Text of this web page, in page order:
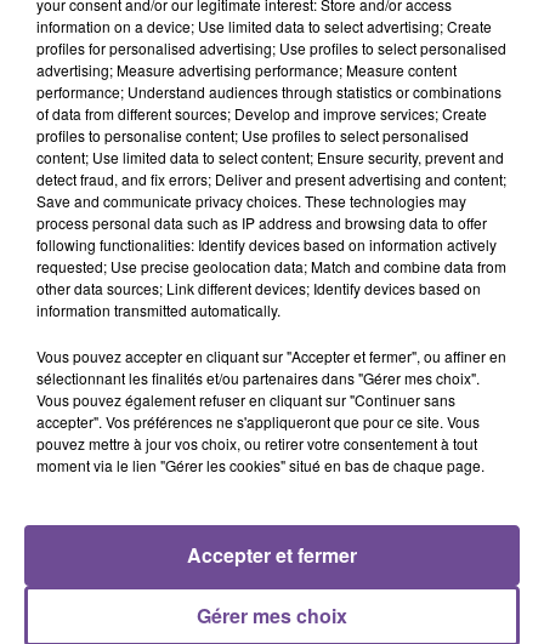
18h18
18h18
JECK
La Recette
18h15
18h15
NICO
Am I Wrong
18h11
18h11
TAME IMPALA
Dracula
dépôt de cookies que vous avez exprimé. Si vous
souhaitez l'afficher, merci de nous donner votre accord
en cliquant sur le bouton ci-dessous.
your consent and/or our legitimate interest: Store and/or access
information on a device; Use limited data to select advertising; Create
profiles for personalised advertising; Use profiles to select personalised
advertising; Measure advertising performance; Measure content
performance; Understand audiences through statistics or combinations
of data from different sources; Develop and improve services; Create
profiles to personalise content; Use profiles to select personalised
content; Use limited data to select content; Ensure security, prevent and
detect fraud, and fix errors; Deliver and present advertising and content;
Save and communicate privacy choices. These technologies may
process personal data such as IP address and browsing data to offer
following functionalities: Identify devices based on information actively
requested; Use precise geolocation data; Match and combine data from
other data sources; Link different devices; Identify devices based on
information transmitted automatically.
Vous pouvez accepter en cliquant sur "Accepter et fermer", ou affiner en
sélectionnant les finalités et/ou partenaires dans "Gérer mes choix".
Vous pouvez également refuser en cliquant sur "Continuer sans
accepter". Vos préférences ne s'appliqueront que pour ce site. Vous
pouvez mettre à jour vos choix, ou retirer votre consentement à tout
moment via le lien "Gérer les cookies" situé en bas de chaque page.
Gérer mes choix
Accepter et fermer